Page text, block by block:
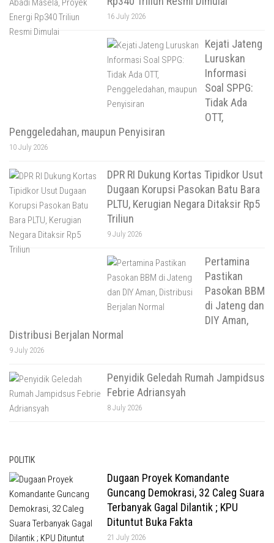
16 July 2026
Kejati Jateng
Luruskan
Informasi
Soal SPPG:
Tidak Ada
OTT,
Penggeledahan, maupun Penyisiran
10 July 2026
DPR RI Dukung Kortas Tipidkor Usut
Dugaan Korupsi Pasokan Batu Bara
PLTU, Kerugian Negara Ditaksir Rp5
Triliun
9 July 2026
Pertamina
Pastikan
Pasokan BBM
di Jateng dan
DIY Aman,
Distribusi Berjalan Normal
9 July 2026
Penyidik Geledah Rumah Jampidsus
Febrie Adriansyah
8 July 2026
POLITIK
Dugaan Proyek Komandante
Guncang Demokrasi, 32 Caleg Suara
Terbanyak Gagal Dilantik ; KPU
Dituntut Buka Fakta
21 July 2026